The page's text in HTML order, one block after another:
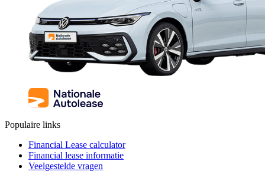
Populaire links
Financial Lease calculator
Financial lease informatie
Veelgestelde vragen